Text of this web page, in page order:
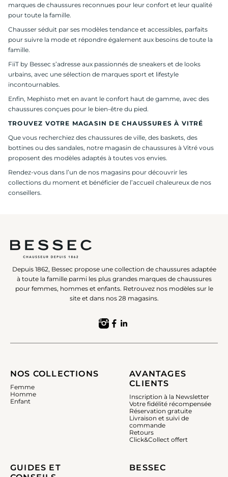
marques de chaussures reconnues pour leur confort et leur qualité
pour toute la famille.
Chausser séduit par ses modèles tendance et accessibles, parfaits
pour suivre la mode et répondre également aux besoins de toute la
famille.
FiiT by Bessec s’adresse aux passionnés de sneakers et de looks
urbains, avec une sélection de marques sport et lifestyle
incontournables.
Enfin, Mephisto met en avant le confort haut de gamme, avec des
chaussures conçues pour le bien-être du pied.
TROUVEZ VOTRE MAGASIN DE CHAUSSURES À VITRÉ
Que vous recherchiez des chaussures de ville, des baskets, des
bottines ou des sandales, notre magasin de chaussures à Vitré vous
proposent des modèles adaptés à toutes vos envies.
Rendez-vous dans l’un de nos magasins pour découvrir les
collections du moment et bénéficier de l’accueil chaleureux de nos
conseillers.
Depuis 1862, Bessec propose une collection de chaussures adaptée
à toute la famille parmi les plus grandes marques de chaussures
pour femmes, hommes et enfants. Retrouvez nos modèles sur le
site et dans nos 28 magasins.
NOS COLLECTIONS
Femme
Homme
Enfant
AVANTAGES
CLIENTS
Inscription à la Newsletter
Votre fidélité récompensée
Réservation gratuite
Livraison et suivi de
commande
Retours
Click&Collect offert
GUIDES ET
BESSEC